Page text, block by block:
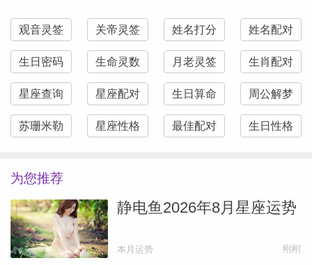
周四的满月会对财务产生很大的影响力。也
许是你即将做出一项重大投资，或是快要收
到一大笔钱；另一种可能性是，这样的事务
并不会映入眼帘，而某个暗流涌动的资金状
况则可能会走到紧要关头。满月照亮我们人
生中那些需要加以关注的位面。它们同样也
自己陷入困境——不一定是在财务方面——
这会是决定“受够了，不玩了”的好时机。
另：别在一时冲动之下出手，等到周末再
说。
观音灵签 关帝灵签 姓名打分 姓名配对
生日密码 生命灵数 月老灵签 生肖配对
星座查询 星座配对 生日算命 周公解梦
苏珊米勒 星座性格 最佳配对 生日性格
为您推荐
静电鱼2026年8月星座运势
本月运势 刚刚